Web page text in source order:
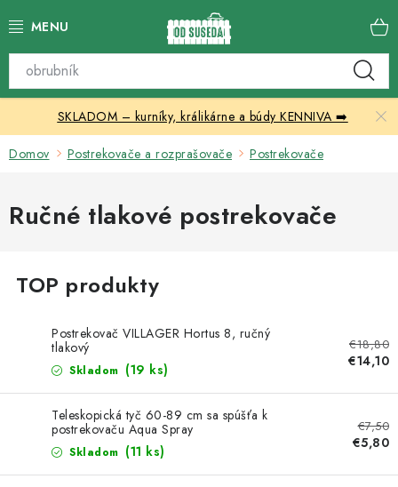
na
Katalóg produktov
Skleníky
Chovateľské potreby
Kontakty
Kachle
SKLADOM – kurníky, králikárne a búdy KENNIVA ➡️
Domov Postrekovače a rozprašovače Postrekovače
Ručné tlakové postrekovače
Postrekovač VILLAGER Hortus 8, ručný
tlakový
Skladom (19 ks)
€18,80
€14,10
Teleskopická tyč 60-89 cm sa spúšťa k
postrekovaču Aqua Spray
Skladom (11 ks)
€7,50
€5,80